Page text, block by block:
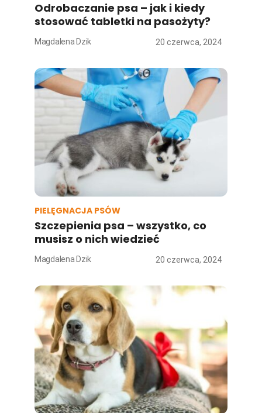
Odrobaczanie psa – jak i kiedy
stosować tabletki na pasożyty?
Magdalena Dzik 20 czerwca, 2024
PIELĘGNACJA PSÓW
Szczepienia psa – wszystko, co
musisz o nich wiedzieć
Magdalena Dzik 20 czerwca, 2024